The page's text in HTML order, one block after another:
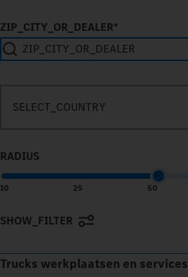
ZIP_CITY_OR_DEALER*
SELECT_COUNTRY
RADIUS
10 25 50
SHOW_FILTER
Trucks werkplaatsen en services